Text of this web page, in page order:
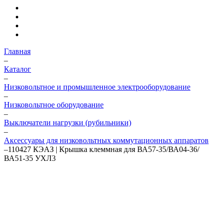
Главная
–
Каталог
–
Низковольтное и промышленное электрооборудование
–
Низковольтное оборудование
–
Выключатели нагрузки (рубильники)
–
Аксессуары для низковольтных коммутационных аппаратов
–110427 КЭАЗ | Крышка клеммная для ВА57-35/ВА04-36/
ВА51-35 УХЛ3